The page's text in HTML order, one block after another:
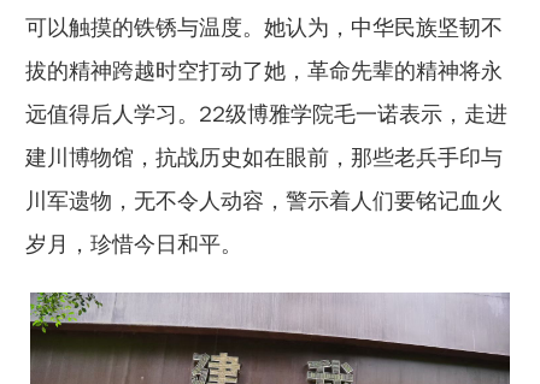
可以触摸的铁锈与温度。她认为，中华民族坚韧不
拔的精神跨越时空打动了她，革命先辈的精神将永
远值得后人学习。22级博雅学院毛一诺表示，走进
建川博物馆，抗战历史如在眼前，那些老兵手印与
川军遗物，无不令人动容，警示着人们要铭记血火
岁月，珍惜今日和平。